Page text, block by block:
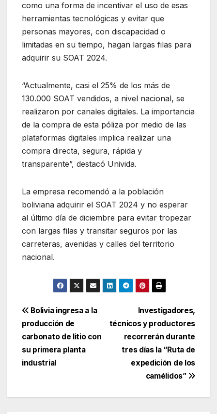
como una forma de incentivar el uso de esas
herramientas tecnológicas y evitar que
personas mayores, con discapacidad o
limitadas en su tiempo, hagan largas filas para
adquirir su SOAT 2024.
“Actualmente, casi el 25% de los más de
130.000 SOAT vendidos, a nivel nacional, se
realizaron por canales digitales. La importancia
de la compra de esta póliza por medio de las
plataformas digitales implica realizar una
compra directa, segura, rápida y
transparente”, destacó Univida.
La empresa recomendó a la población
boliviana adquirir el SOAT 2024 y no esperar
al último día de diciembre para evitar tropezar
con largas filas y transitar seguros por las
carreteras, avenidas y calles del territorio
nacional.
Navegación
de
entradas
Investigadores,
técnicos y productores
recorrerán durante
tres días la “Ruta de
expedición de los
camélidos”
Bolivia ingresa a la
producción de
carbonato de litio con
su primera planta
industrial